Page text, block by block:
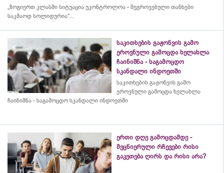
„ზოგიერთ კლასში სიტუაცია უკონტროლოა - შეგროვებული თანხები
საკმაოდ სოლიდურია“...
საკითხების გაჟონვის გამო
ეროვნული გამოცდა ხელახლა
ჩაინიშნა - საგამოცდო
სკანდალი ინდოეთში
საკითხების გაჟონვის გამო
ეროვნული გამოცდა ხელახლა
ჩაინიშნა - საგამოცდო სკანდალი ინდოეთში
ერთი დღე გამოცდამდე -
მეცნიერული რჩევები რისი
გაკეთება ღირს და რისი არა?